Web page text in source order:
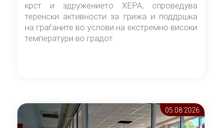
крст и здружението ХЕРА, спроведува
теренски активности за грижа и поддршка
на граѓаните во услови на екстремно високи
температури во градот.
05.08 2026